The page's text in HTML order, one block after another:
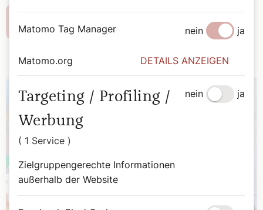
Matomo Tag Manager nein ja
Matomo.org DETAILS ANZEIGEN
Targeting / Profiling /
Werbung
( 1 Service )
Zielgruppengerechte Informationen
außerhalb der Website
nein ja